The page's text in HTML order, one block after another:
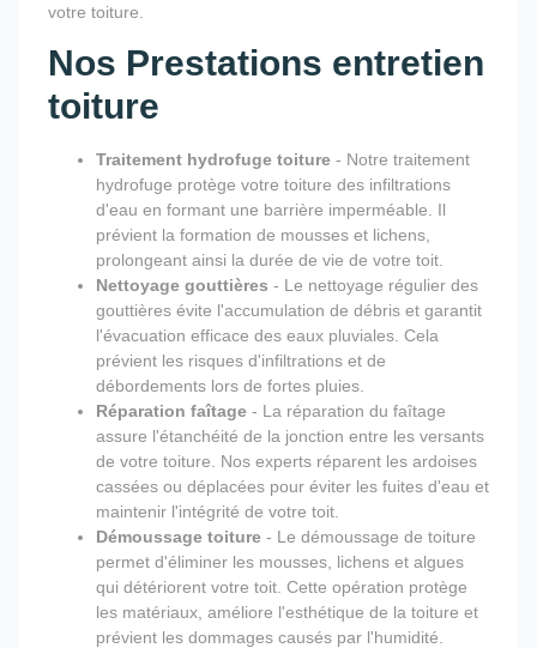
votre toiture.
Nos Prestations entretien
toiture
Traitement hydrofuge toiture - Notre traitement
hydrofuge protège votre toiture des infiltrations
d'eau en formant une barrière imperméable. Il
prévient la formation de mousses et lichens,
prolongeant ainsi la durée de vie de votre toit.
Nettoyage gouttières - Le nettoyage régulier des
gouttières évite l'accumulation de débris et garantit
l'évacuation efficace des eaux pluviales. Cela
prévient les risques d'infiltrations et de
débordements lors de fortes pluies.
Réparation faîtage - La réparation du faîtage
assure l'étanchéité de la jonction entre les versants
de votre toiture. Nos experts réparent les ardoises
cassées ou déplacées pour éviter les fuites d'eau et
maintenir l'intégrité de votre toit.
Démoussage toiture - Le démoussage de toiture
permet d'éliminer les mousses, lichens et algues
qui détériorent votre toit. Cette opération protège
les matériaux, améliore l'esthétique de la toiture et
prévient les dommages causés par l'humidité.